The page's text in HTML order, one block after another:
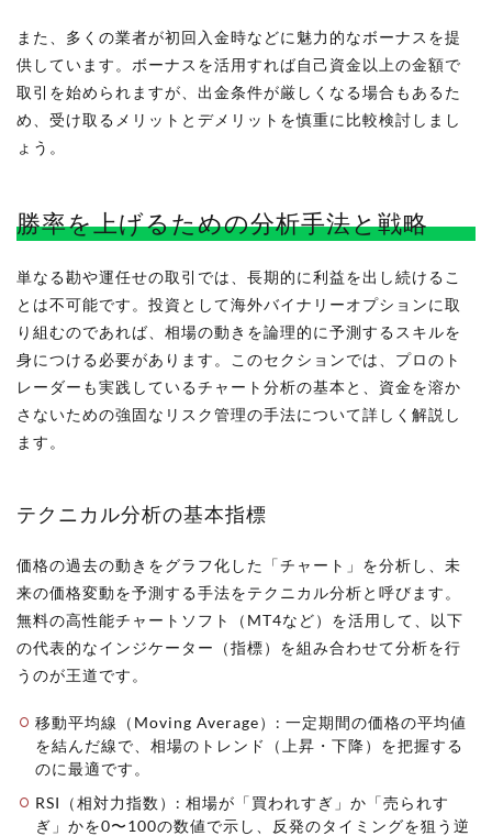
また、多くの業者が初回入金時などに魅力的なボーナスを提
供しています。ボーナスを活用すれば自己資金以上の金額で
取引を始められますが、出金条件が厳しくなる場合もあるた
め、受け取るメリットとデメリットを慎重に比較検討しまし
ょう。
勝率を上げるための分析手法と戦略
単なる勘や運任せの取引では、長期的に利益を出し続けるこ
とは不可能です。投資として海外バイナリーオプションに取
り組むのであれば、相場の動きを論理的に予測するスキルを
身につける必要があります。このセクションでは、プロのト
レーダーも実践しているチャート分析の基本と、資金を溶か
さないための強固なリスク管理の手法について詳しく解説し
ます。
テクニカル分析の基本指標
価格の過去の動きをグラフ化した「チャート」を分析し、未
来の価格変動を予測する手法をテクニカル分析と呼びます。
無料の高性能チャートソフト（MT4など）を活用して、以下
の代表的なインジケーター（指標）を組み合わせて分析を行
うのが王道です。
移動平均線（Moving Average）: 一定期間の価格の平均値
を結んだ線で、相場のトレンド（上昇・下降）を把握する
のに最適です。
RSI（相対力指数）: 相場が「買われすぎ」か「売られす
ぎ」かを0〜100の数値で示し、反発のタイミングを狙う逆